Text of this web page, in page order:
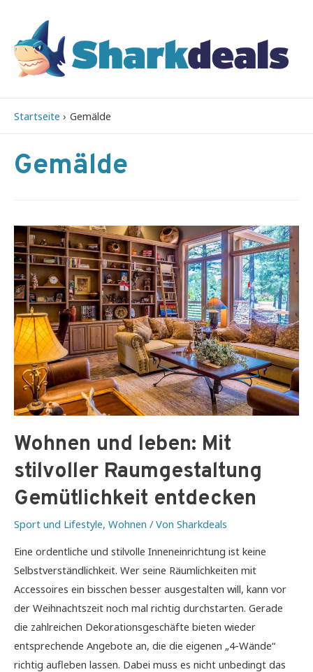
Startseite Gemälde
Gemälde
Wohnen und leben: Mit
stilvoller Raumgestaltung
Gemütlichkeit entdecken
Sport und Lifestyle, Wohnen / Von Sharkdeals
Eine ordentliche und stilvolle Inneneinrichtung ist keine
Selbstverständlichkeit. Wer seine Räumlichkeiten mit
Accessoires ein bisschen besser ausgestalten will, kann vor
der Weihnachtszeit noch mal richtig durchstarten. Gerade
die zahlreichen Dekorationsgeschäfte bieten wieder
entsprechende Angebote an, die die eigenen „4-Wände“
richtig aufleben lassen. Dabei muss es nicht unbedingt das